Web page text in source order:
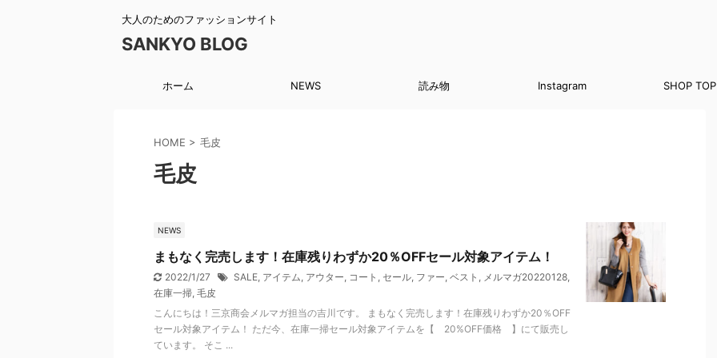
大人のためのファッションサイト
SANKYO BLOG
ホーム NEWS 読み物 Instagram SHOP TOP
HOME > 毛皮
毛皮
NEWS
まもなく完売します！在庫残りわずか20％OFFセール対象アイテム！
2022/1/27 SALE, アイテム, アウター, コート , セール, ファー, ベスト , メルマガ20220128,
在庫一掃, 毛皮
こんにちは！三京商会メルマガ担当の吉川です。 まもなく完売します！在庫残りわずか20％OFF
セール対象アイテム！ ただ今、在庫一掃セール対象アイテムを【 20%OFF価格 】にて販売し
ています。 そこ ...